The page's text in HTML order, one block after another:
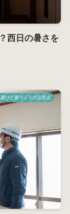
西日の暑さを
選びと家づくりの注意点